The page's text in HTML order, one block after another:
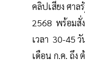
คลิปเสียง ศาล
2568 พร้อมสั่
เวลา 30-45
เดือน ก.ค. ถึง